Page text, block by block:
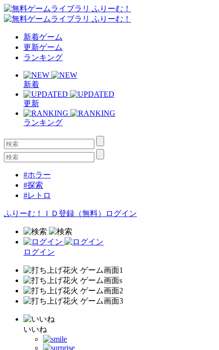
新着ゲーム
更新ゲーム
ランキング
新着
更新
ランキング
#ホラー
#探索
#レトロ
ふりーむ！ＩＤ登録（無料） ログイン
ログイン
いいね